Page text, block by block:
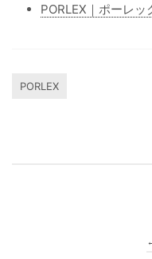
PORLEX｜ポーレ
PORLEX